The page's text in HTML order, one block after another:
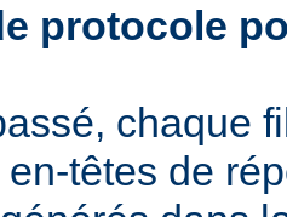
protocole
chaque
têtes de